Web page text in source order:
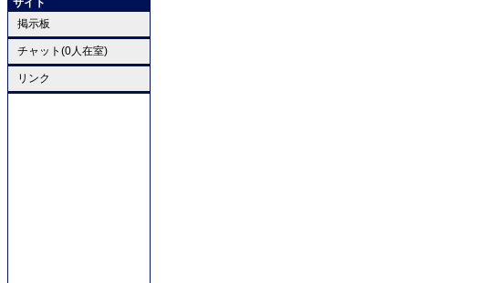
サイト
掲示板
チャット(0人在室)
リンク